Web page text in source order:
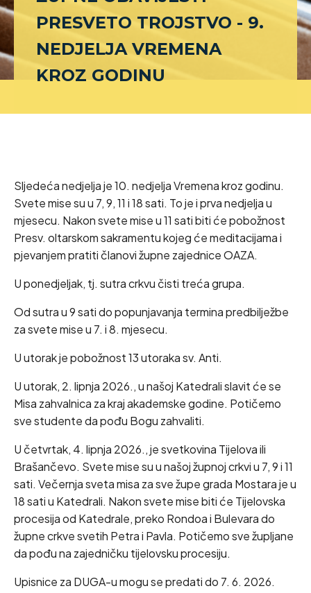
PRESVETO TROJSTVO - 9.
NEDJELJA VREMENA
KROZ GODINU
Sljedeća nedjelja je 10. nedjelja Vremena kroz godinu.
Svete mise su u 7, 9, 11 i 18 sati. To je i prva nedjelja u
mjesecu. Nakon svete mise u 11 sati biti će pobožnost
Presv. oltarskom sakramentu kojeg će meditacijama i
pjevanjem pratiti članovi župne zajednice OAZA.
U ponedjeljak, tj. sutra crkvu čisti treća grupa.
Od sutra u 9 sati do popunjavanja termina predbilježbe
za svete mise u 7. i 8. mjesecu.
U utorak je pobožnost 13 utoraka sv. Anti.
U utorak, 2. lipnja 2026., u našoj Katedrali slavit će se
Misa zahvalnica za kraj akademske godine. Potičemo
sve studente da pođu Bogu zahvaliti.
U četvrtak, 4. lipnja 2026., je svetkovina Tijelova ili
Brašančevo. Svete mise su u našoj župnoj crkvi u 7, 9 i 11
sati. Večernja sveta misa za sve župe grada Mostara je u
18 sati u Katedrali. Nakon svete mise biti će Tijelovska
procesija od Katedrale, preko Rondoa i Bulevara do
župne crkve svetih Petra i Pavla. Potičemo sve župljane
da pođu na zajedničku tijelovsku procesiju.
Upisnice za DUGA-u mogu se predati do 7. 6. 2026.